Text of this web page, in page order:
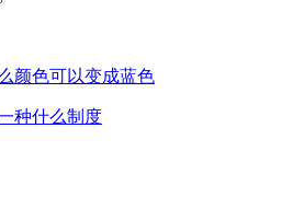
颜色可以变成蓝色
种什么制度